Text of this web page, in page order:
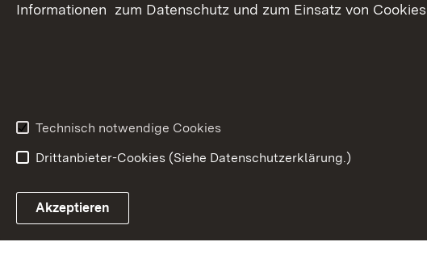
Informationen zum Datenschutz und zum Einsatz von
Technisch notwendige Cookies
Drittanbieter-Cookies (Siehe Datenschutzerklärung.)
Akzeptieren